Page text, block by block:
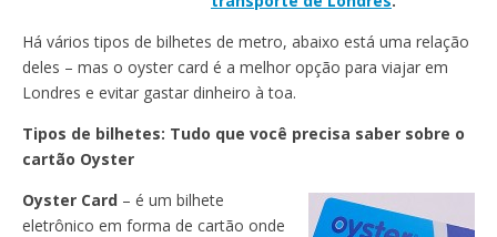
Há vários tipos de bilhetes de metro, abaixo está uma relação
deles – mas o oyster card é a melhor opção para viajar em
Londres e evitar gastar dinheiro à toa.
Tipos de bilhetes: Tudo que você precisa saber sobre o
cartão Oyster
Oyster Card – é um bilhete
eletrônico em forma de cartão onde